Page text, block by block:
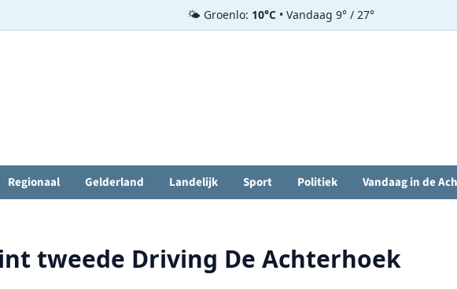
🌤️ Groenlo: 10°C • Vandaag 9° / 27°
Regionaal Gelderland Landelijk Sport Politiek Vandaag in de
tweede Driving De Achterhoek